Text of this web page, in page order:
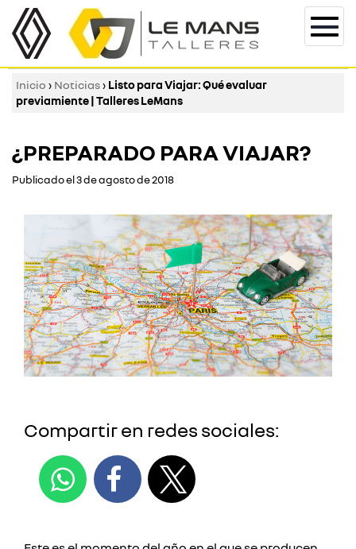
Inicio › Noticias› Listo para Viajar: Qué evaluar
previamiente | Talleres LeMans
¿PREPARADO PARA VIAJAR?
Publicado el 3 de agosto de 2018
Compartir en redes sociales: